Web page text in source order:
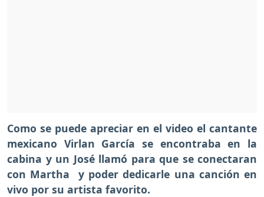
Como se puede apreciar en el video el cantante
mexicano Virlan García se encontraba en la
cabina y un José llamó para que se conectaran
con Martha y poder dedicarle una canción en
vivo por su artista favorito.